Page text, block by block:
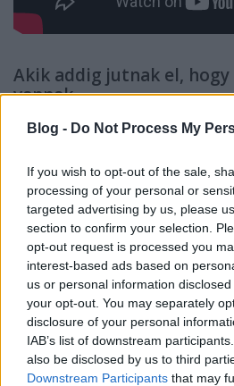
Blog - Do Not Process My
If you wish to opt-out of the sale,
processing of your personal or
targeted advertising by us, please
section to confirm your selection.
opt-out request is processed you
interest-based ads based on
us or personal information
your opt-out. You may separately
disclosure of your personal
IAB’s list of downstream
also be disclosed by us to third
Downstream Participants that may
Akik addig jutnak el,
vannak
Azoknál az előadóknál, akik
csatornát, legalább azt
Mindössze két olyat találtunk (
Oláh Gipsy Beats ), ahol a
ki az előadó és a dal címe –
legalább az általános, hogy
és a videó alatt még további
olvashatók. Kivétel ebben a
„elkezdtük, félútig sem
dolgunk akadt” típusú
csatornán is érződik), ahol
egyáltalán nem derül ki, hogy
felállásban készült, pedig egy